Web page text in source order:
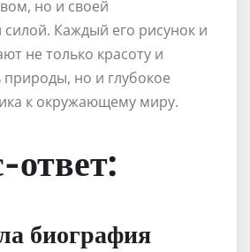
но и своей
Каждый его рисунок и
не только красоту и
природы, но и глубокое
к окружающему миру.
ответ:
биография